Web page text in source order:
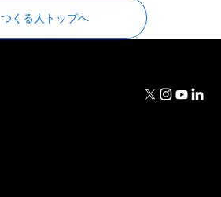
つくる人トップへ